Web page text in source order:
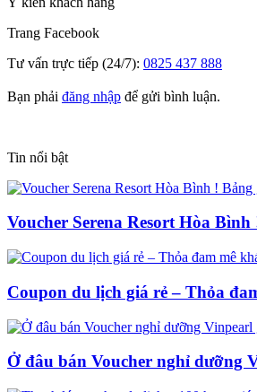
Trang Facebook
Tư vấn trực tiếp (24/7): 0825 437 888
Bạn phải đăng nhập để gửi bình luận.
Tin nổi bật
Voucher Serena Resort Hòa
Coupon du lịch giá rẻ – Thỏa
Ở đâu bán Voucher nghỉ dưỡng